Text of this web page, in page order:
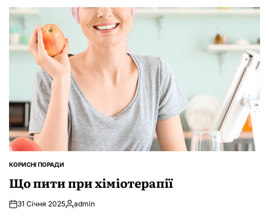
ОПУБЛІКУВАТИ
КОРИСНІ ПОРАДИ
Що пити при хіміотерапії
31 Січня 2025Опубліковано
admin